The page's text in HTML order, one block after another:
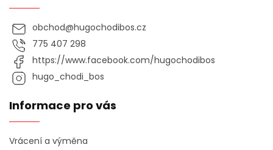
obchod@hugochodibos.cz
775 407 298
https://www.facebook.com/hugochodibos
hugo_chodi_bos
Informace pro vás
Vrácení a výměna